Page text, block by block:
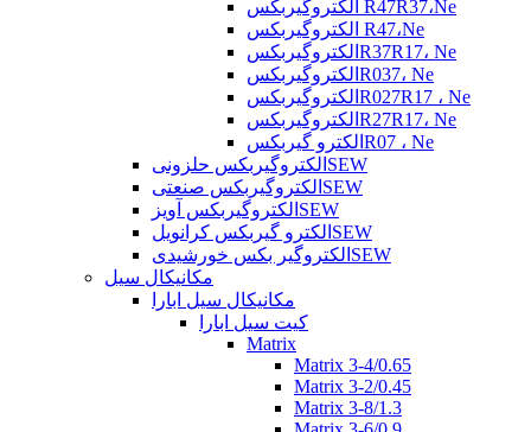
الکتروگیربکس R47R37،Ne
الکتروگیربکس R47،Ne
الکتروگیربکسR37R17، Ne
الکتروگیربکسR037، Ne
الکتروگیربکسR027R17 ، Ne
الکتروگیربکسR27R17، Ne
الکترو گیربکسR07 ، Ne
الکتروگیربکس حلزونیSEW
الکتروگیربکس صنعتیSEW
الکتروگیربکس آویزSEW
الکترو گیربکس کرانویلSEW
الکتروگیر بکس خورشیدیSEW
مکانیکال سیل
مکانیکال سیل ابارا
کیت سیل ابارا
Matrix
Matrix 3-4/0.65
Matrix 3-2/0.45
Matrix 3-8/1.3